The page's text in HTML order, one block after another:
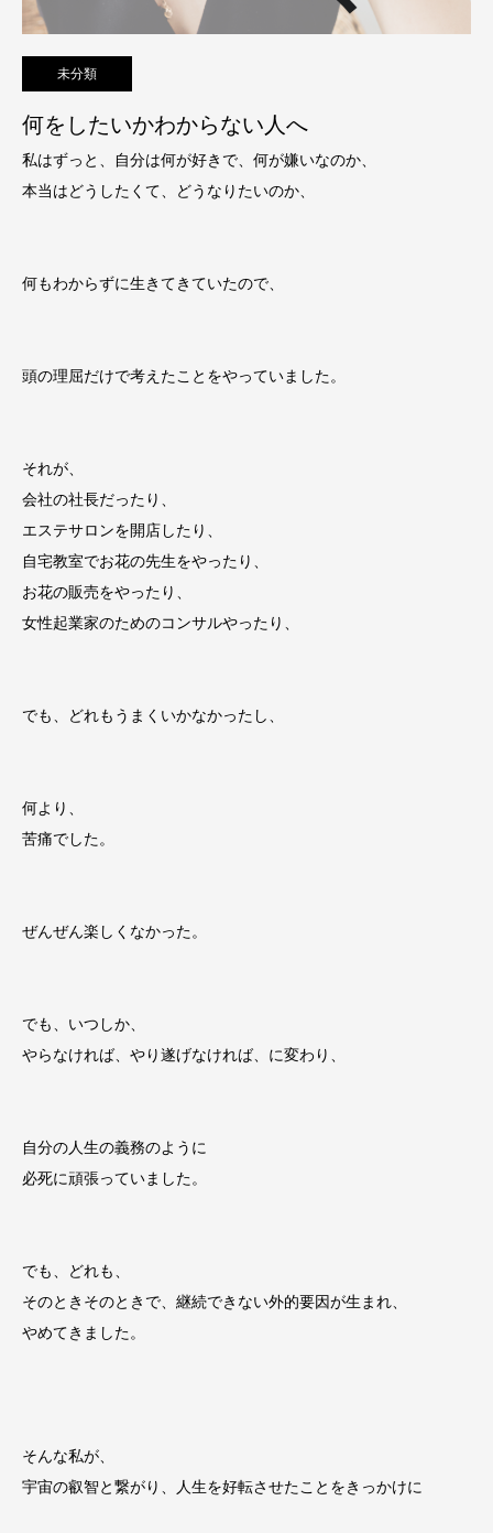
未分類
何をしたいかわからない人へ
私はずっと、自分は何が好きで、何が嫌いなのか、
本当はどうしたくて、どうなりたいのか、
何もわからずに生きてきていたので、
頭の理屈だけで考えたことをやっていました。
それが、
会社の社長だったり、
エステサロンを開店したり、
自宅教室でお花の先生をやったり、
お花の販売をやったり、
女性起業家のためのコンサルやったり、
でも、どれもうまくいかなかったし、
何より、
苦痛でした。
ぜんぜん楽しくなかった。
でも、いつしか、
やらなければ、やり遂げなければ、に変わり、
自分の人生の義務のように
必死に頑張っていました。
でも、どれも、
そのときそのときで、継続できない外的要因が生まれ、
やめてきました。
そんな私が、
宇宙の叡智と繋がり、人生を好転させたことをきっかけに